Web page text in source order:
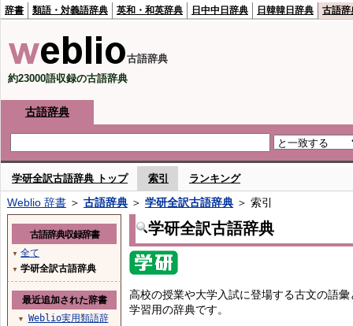
辞書 類語・対義語辞典 英和・和英辞典 日中中日辞典 日韓韓日辞典 古語辞
古語辞典
約23000語収録の古語辞典
古語辞典
学研全訳古語辞典 トップ 索引 ランキング
Weblio 辞書 ＞ 古語辞典 ＞ 学研全訳古語辞典 ＞ 索引
学研全訳古語辞典
高校の授業や大学入試に登場する古文の語
学習用の辞典です。
古語辞典収録辞書
▼ 全て
▼ 学研全訳古語辞典
最近追加された辞書
▼
Weblio実用類語辞